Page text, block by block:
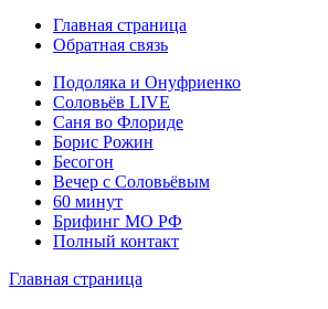
Главная страница
Обратная связь
Подоляка и Онуфриенко
Соловьёв LIVE
Саня во Флориде
Борис Рожин
Бесогон
Вечер с Соловьёвым
60 минут
Брифинг МО РФ
Полный контакт
Главная страница